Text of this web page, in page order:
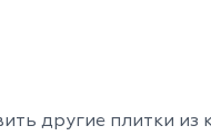
другие плитки из